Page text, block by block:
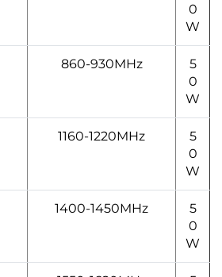
0
W
860-930MHz
5
0
W
1160-1220MHz
5
0
W
1400-1450MHz
5
0
W